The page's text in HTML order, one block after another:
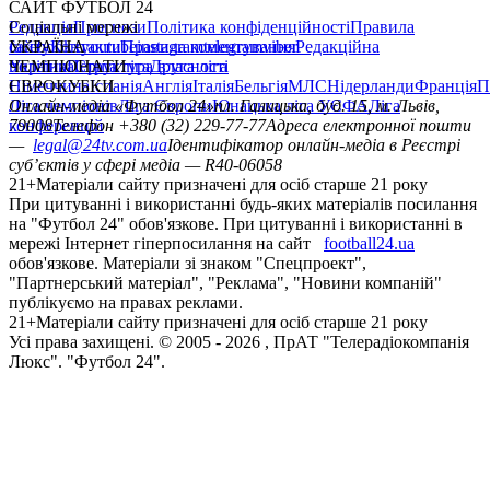
САЙТ ФУТБОЛ 24
РедакціяПрогнозиПолітика конфіденційностіПравила
сайтуКонтактиПравила коментуванняРедакційна
політикаСтруктура власності
Соціальні мережі
facebookxyoutubeinstagramtelegramviber
УКРАЇНА
УкраїнаПерша лігаДруга ліга
ЧЕМПІОНАТИ
НімеччинаІспаніяАнгліяІталіяБельгіяМЛСНідерландиФранція
ЄВРОКУБКИ
Ліга чемпіонівЛіга ЄвропиЮнацька ліга УЄФАЛіга
конференцій
Онлайн-медіа «Футбол 24»пл. Галицька, буд. 15, м. Львів,
79008Телефон +380 (32) 229-77-77Адреса електронної пошти
— legal@24tv.com.uaІдентифікатор онлайн-медіа в Реєстрі
суб’єктів у сфері медіа — R40-06058
21+Матеріали сайту призначені для осіб старше 21 року
При цитуванні і використанні будь-яких матеріалів посилання
на "Футбол 24" обов'язкове. При цитуванні і використанні в
мережі Інтернет гіперпосилання на сайт
football24.ua
обов'язкове. Матеріали зі знаком "Спецпроект",
"Партнерський матеріал", "Реклама", "Новини компаній"
публікуємо на правах реклами.
21+Матеріали сайту призначені для осіб старше 21 року
Усi права захищенi. © 2005 - 2026 , ПрАТ "Телерадіокомпанія
Люкс". "Футбол 24".